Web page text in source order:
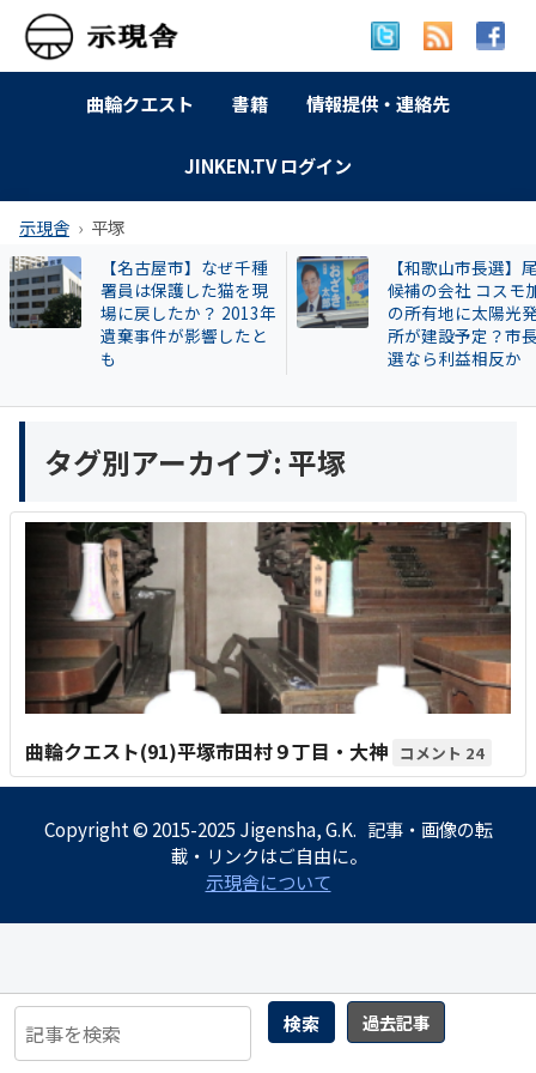
曲輪クエスト 書籍 情報提供・連絡先
JINKEN.TV ログイン
示現舎 平塚
【名古屋市】なぜ千種
署員は保護した猫を現
場に戻したか？ 2013年
遺棄事件が影響したと
も
【和歌山市長選】
候補の会社 コスモ
の所有地に太陽光
所が建設予定？市
選なら利益相反か
検索 過去記事
タグ別アーカイブ: 平塚
曲輪クエスト(91)平塚市田村９丁目・大神 24
Copyright © 2015-2025 Jigensha, G.K. 記事・画像の転
載・リンクはご自由に。
示現舎について